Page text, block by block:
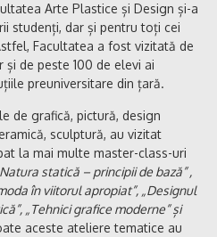
Arte Plastice și Design și-a
studenți, dar și pentru toți cei
Facultatea a fost vizitată de
de peste 100 de elevi ai
preuniversitare din țară.
de grafică, pictură, design
sculptură, au vizitat
la mai multe master-class-uri
statică – principii de bază” ,
în viitorul apropiat”, „Designul
„Tehnici grafice moderne” și
aceste ateliere tematice au